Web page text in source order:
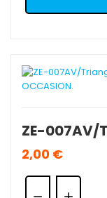
2,00 €
Quantité: